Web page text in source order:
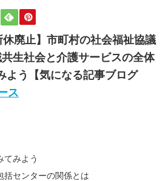
休廃止】市町村の社会福祉協議
生社会と介護サービスの全体
よう【気になる記事ブログ
ス
てみよう
括センターの関係とは